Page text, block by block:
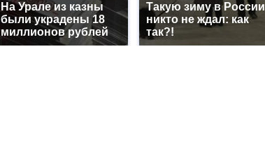
На Урале из казны
были украдены 18
миллионов рублей
Такую зиму в России
никто не ждал: как
так?!